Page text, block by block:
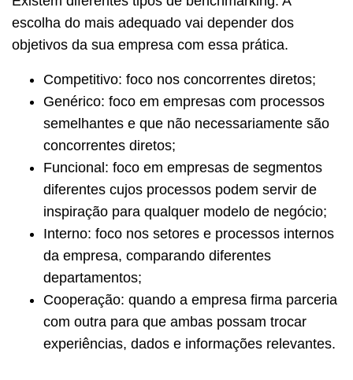
escolha do mais adequado vai depender dos
objetivos da sua empresa com essa prática.
Competitivo: foco nos concorrentes diretos;
Genérico: foco em empresas com processos
semelhantes e que não necessariamente são
concorrentes diretos;
Funcional: foco em empresas de segmentos
diferentes cujos processos podem servir de
inspiração para qualquer modelo de negócio;
Interno: foco nos setores e processos internos
da empresa, comparando diferentes
departamentos;
Cooperação: quando a empresa firma parceria
com outra para que ambas possam trocar
experiências, dados e informações relevantes.